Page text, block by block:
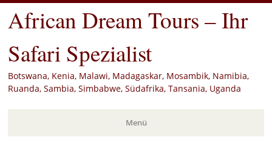
African Dream Tours – Ihr
Safari Spezialist
Botswana, Kenia, Malawi, Madagaskar, Mosambik, Namibia,
Ruanda, Sambia, Simbabwe, Südafrika, Tansania, Uganda
Menü